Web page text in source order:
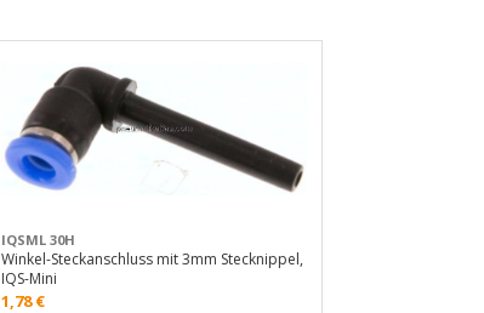
IQSML 30H
Winkel-Steckanschluss mit 3mm Stecknippel,
IQS-Mini
1,78€